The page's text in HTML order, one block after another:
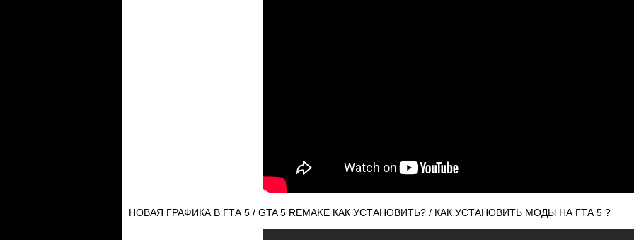
НОВАЯ ГРАФИКА В ГТА 5 / GTA 5 REMAKE КАК УСТАНОВИТЬ? / КАК УСТАНОВИТЬ МОДЫ НА ГТА 5 ?